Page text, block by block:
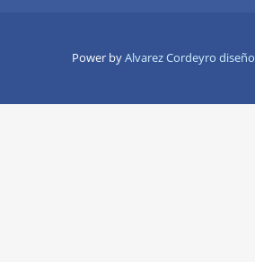
Power byAlvarez Cordeyro diseño